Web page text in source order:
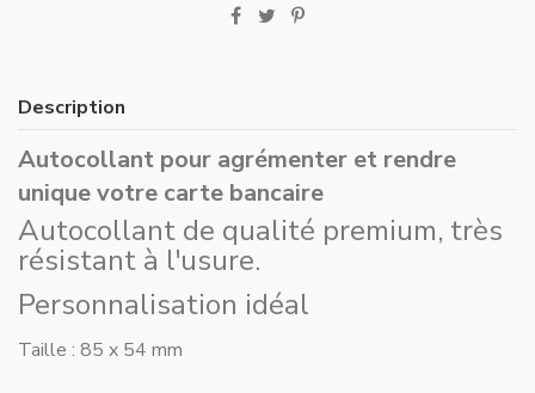
Description
Autocollant pour agrémenter et rendre
unique votre carte bancaire
Autocollant de qualité premium, très
résistant à l'usure.
Personnalisation idéal
Taille : 85 x 54 mm